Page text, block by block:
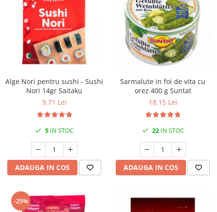
Alge Nori pentru sushi - Sushi
Nori 14gr Saitaku
9,71 Lei
5 IN STOC
ADAUGA IN COS
Sarmalute in foi de vita cu
orez 400 g Suntat
18,15 Lei
22IN STOC
ADAUGA IN COS
-25%